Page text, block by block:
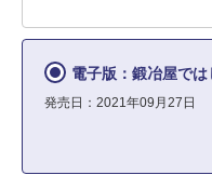
電子版：鍛冶屋で
発売日：2021年09月27日